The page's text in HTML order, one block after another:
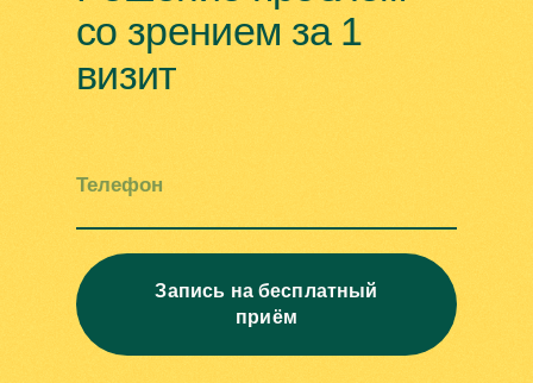
со зрением за 1
визит
Телефон
Запись на бесплатный
приём